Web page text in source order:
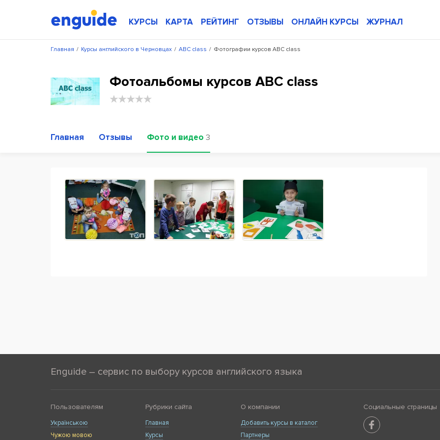
КУРСЫ КАРТА РЕЙТИНГ ОТЗЫВЫ ОНЛАЙН КУРСЫ ЖУРНАЛ
/
Главная /
Курсы английского в Черновцах /
ABC class Фотографии курсов ABC class
Фотоальбомы курсов ABC class
Главная Отзывы Фото и видео 3
Enguide – сервис по выбору курсов английского языка
Пользователям
Українською
Чужою мовою
Рубрики сайта
Главная
Курсы
О компании
Добавить курсы в каталог
Партнеры
Социальные страницы